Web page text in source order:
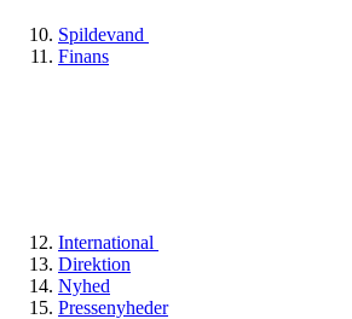
Spildevand
Finans
International
Direktion
Nyhed
Pressenyheder